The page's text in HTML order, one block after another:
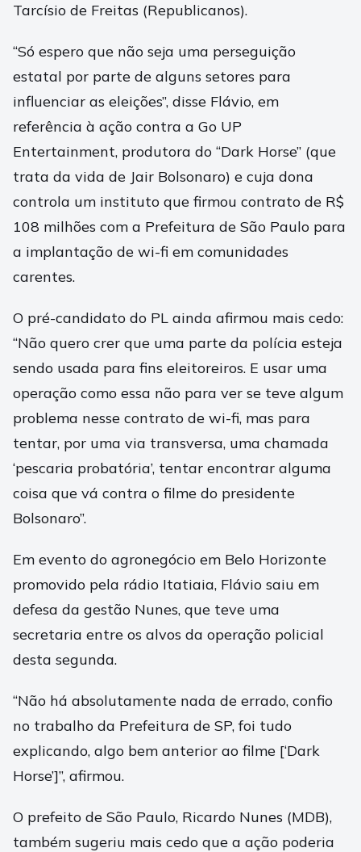
Tarcísio de Freitas (Republicanos).
“Só espero que não seja uma perseguição
estatal por parte de alguns setores para
influenciar as eleições”, disse Flávio, em
referência à ação contra a Go UP
Entertainment, produtora do “Dark Horse” (que
trata da vida de Jair Bolsonaro) e cuja dona
controla um instituto que firmou contrato de R$
108 milhões com a Prefeitura de São Paulo para
a implantação de wi-fi em comunidades
carentes.
O pré-candidato do PL ainda afirmou mais cedo:
“Não quero crer que uma parte da polícia esteja
sendo usada para fins eleitoreiros. E usar uma
operação como essa não para ver se teve algum
problema nesse contrato de wi-fi, mas para
tentar, por uma via transversa, uma chamada
‘pescaria probatória’, tentar encontrar alguma
coisa que vá contra o filme do presidente
Bolsonaro”.
Em evento do agronegócio em Belo Horizonte
promovido pela rádio Itatiaia, Flávio saiu em
defesa da gestão Nunes, que teve uma
secretaria entre os alvos da operação policial
desta segunda.
“Não há absolutamente nada de errado, confio
no trabalho da Prefeitura de SP, foi tudo
explicando, algo bem anterior ao filme [‘Dark
Horse’]”, afirmou.
O prefeito de São Paulo, Ricardo Nunes (MDB),
também sugeriu mais cedo que a ação poderia